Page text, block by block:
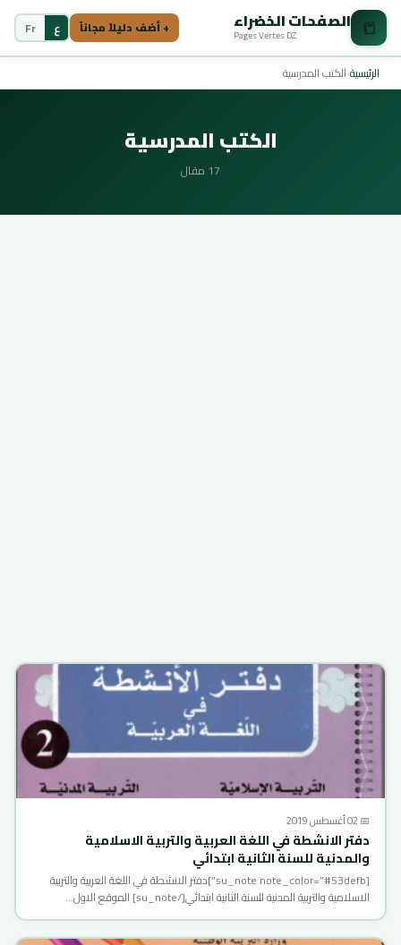
📒 الصفحات الخضراء
Pages Vertes DZ + أضف دليلاً مجاناً ع Fr
الرئيسية›الكتب المدرسية
الكتب المدرسية
17 مقال
📅 02 أغسطس 2019
دفتر الانشطة في اللغة العربية والتربية الاسلامية
والمدنية للسنة الثانية ابتدائي
[su_note note_color=”#53defb”]دفتر الانشطة في اللغة العربية والتربية
الاسلامية والتربية المدنية للسنة الثانية ابتدائي[/su_note] الموقع الاول…